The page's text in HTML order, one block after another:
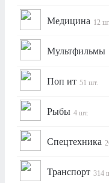
Медицина 12
Мультфильмы
Поп ит 51 шт.
Рыбы 4 шт.
Спецтехника
Транспорт 314